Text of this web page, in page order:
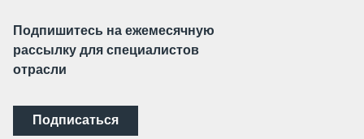
Подпишитесь на ежемесячную
рассылку для специалистов
отрасли
Подписаться